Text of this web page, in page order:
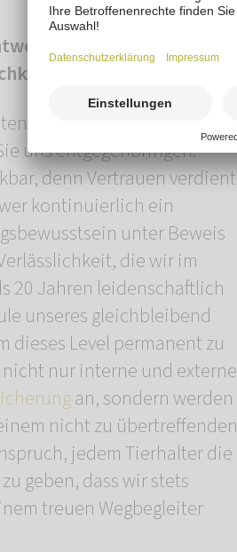
geht, bringen wir
in Einklang.
Tieres ist ein immenser
uns entgegenbringen.
denn Vertrauen verdient
kontinuierlich ein
unter Beweis
die wir im
20 Jahren leidenschaftlich
unseres gleichbleibend
dieses Level permanent zu
nur interne und externe
an, sondern werden
nicht zu übertreffenden
jedem Tierhalter die
geben, dass wir stets
treuen Wegbegleiter